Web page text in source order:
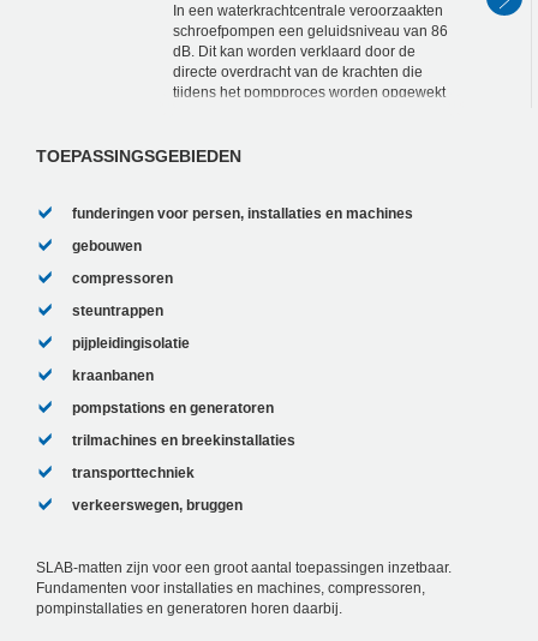
In een waterkrachtcentrale veroorzaakten
schroefpompen een geluidsniveau van 86
dB. Dit kan worden verklaard door de
directe overdracht van de krachten die
tijdens het pompproces worden opgewekt
TOEPASSINGSGEBIEDEN
funderingen voor persen, installaties en machines
gebouwen
compressoren
steuntrappen
pijpleidingisolatie
kraanbanen
pompstations en generatoren
trilmachines en breekinstallaties
transporttechniek
verkeerswegen, bruggen
SLAB-matten zijn voor een groot aantal toepassingen inzetbaar.
Fundamenten voor installaties en machines, compressoren,
pompinstallaties en generatoren horen daarbij.